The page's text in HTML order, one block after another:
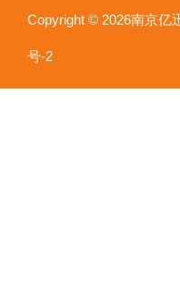
Copyright © 2026南京
号-2